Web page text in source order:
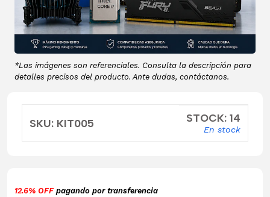
*Las imágenes son referenciales. Consulta la descripción para
detalles precisos del producto. Ante dudas, contáctanos.
SKU: KIT005 STOCK: 14
En stock
12.6% OFFpagando por transferencia